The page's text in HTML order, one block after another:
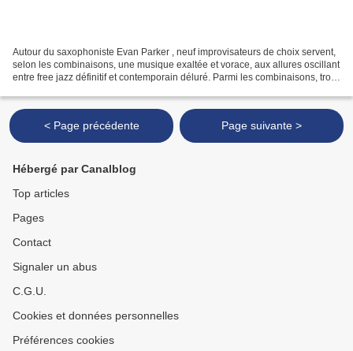
Autour du saxophoniste Evan Parker , neuf improvisateurs de choix servent,
selon les combinaisons, une musique exaltée et vorace, aux allures oscillant
entre free jazz définitif et contemporain déluré. Parmi les combinaisons, trois
< Page précédente Page suivante >
Hébergé par Canalblog
Top articles
Pages
Contact
Signaler un abus
C.G.U.
Cookies et données personnelles
Préférences cookies